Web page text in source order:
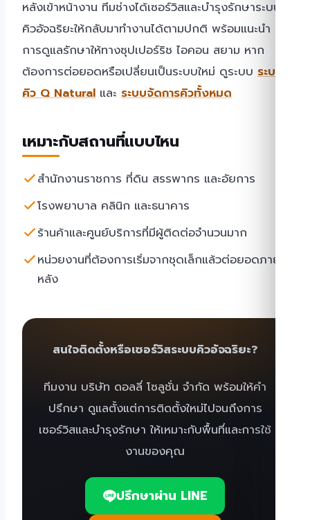
หลังเข้าหน้างาน ทีมช่างได้เซอร์วิสและบำรุงรักษาระบบ
คิวอัจฉริยะให้กลับมาทำงานได้ตามปกติ พร้อมแนะนำ
การดูแลรักษาให้ทางซุปเปอร์ริช ไอคอน สยาม หาก
ต้องการต่อยอดหรือเปลี่ยนเป็นระบบใหม่ ดูระบบ ระบบ
คิว Q Natural และ ระบบจัดการคิวทั้งหมด
เหมาะกับสถานที่แบบไหน
สำนักงานราชการ ที่ดิน สรรพากร และอัยการ
โรงพยาบาล คลินิก และธนาคาร
ร้านค้าและศูนย์บริการที่มีผู้ติดต่อจำนวนมาก
หน่วยงานที่ต้องการเริ่มจากชุดเล็กแล้วต่อยอดภาย
หลัง
สนใจติดตั้งหรือเซอร์วิสระบบคิวอัจฉริยะ?
ทีมงาน บริษัท ดอลลี่ โซลูชั่น จำกัด พร้อมให้คำ
ปรึกษา ดูแลตั้งแต่การติดตั้งใหม่ไปจนถึงการ
เซอร์วิสและบำรุงรักษา ให้เหมาะกับพื้นที่และการใช้
งานของคุณ
ปรึกษาผ่าน LINE